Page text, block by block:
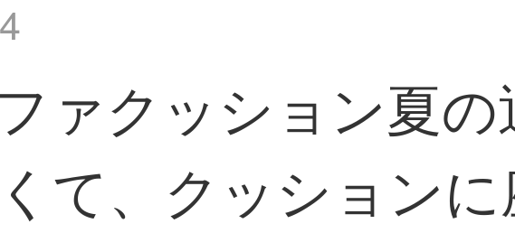
ァクッション夏の
て、クッションに